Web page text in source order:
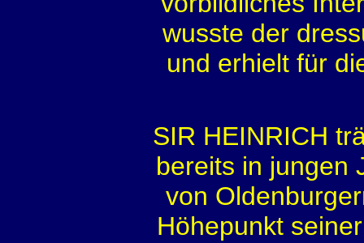
wusste der
und erhielt für
SIR HEINRICH
bereits in jungen
von
Höhepunkt